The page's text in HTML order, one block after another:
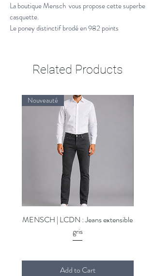
La boutique Mensch vous propose cette superbe
casquette.
Le poney distinctif brodé en 982 points
logo et une sangle à boucle à l'arrière.
100% Coton
Related Products
Nouveauté
MENSCH | LCDN : Jeans extensible
gris
Add to Cart